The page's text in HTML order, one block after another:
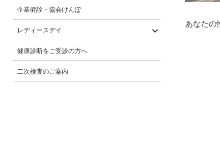
あなたの
企業健診・協会けんぽ
レディースデイ
健康診断をご受診の方へ
二次検査のご案内